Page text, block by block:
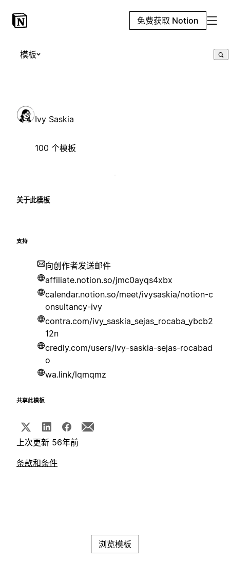
免费获取 Notion
模板
Ivy Saskia
100 个模板
关于此模板
支持
向创作者发送邮件
affiliate.notion.so/jmc0ayqs4xbx
calendar.notion.so/meet/ivysaskia/notion-c
onsultancy-ivy
contra.com/ivy_saskia_sejas_rocaba_ybcb2
12n
credly.com/users/ivy-saskia-sejas-rocabad
o
wa.link/lqmqmz
共享此模板
上次更新 56年前
条款和条件
浏览模板